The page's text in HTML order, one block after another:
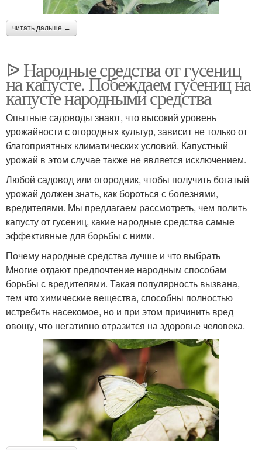
читать дальше →
ᐉ Народные средства от гусениц
на капусте. Побеждаем гусениц на
капусте народными средства
Опытные садоводы знают, что высокий уровень
урожайности с огородных культур, зависит не только от
благоприятных климатических условий. Капустный
урожай в этом случае также не является исключением.
Любой садовод или огородник, чтобы получить богатый
урожай должен знать, как бороться с болезнями,
вредителями. Мы предлагаем рассмотреть, чем полить
капусту от гусениц, какие народные средства самые
эффективные для борьбы с ними.
Почему народные средства лучше и что выбрать
Многие отдают предпочтение народным способам
борьбы с вредителями. Такая популярность вызвана,
тем что химические вещества, способны полностью
истребить насекомое, но и при этом причинить вред
овощу, что негативно отразится на здоровье человека.